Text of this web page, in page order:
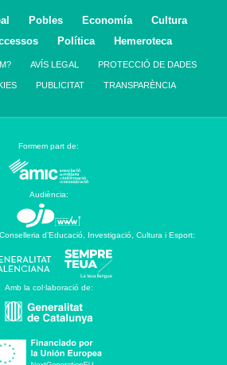
Pobles Economía
Cultura
Política Hemeroteca
AVÍS LEGAL PROTECCIÓ DE DADES
PUBLICITAT TRANSPARÈNCIA
Formem part de:
Audiència:
d’Educació, Investigació, Cultura i Esport:
Amb la col·laboració de: